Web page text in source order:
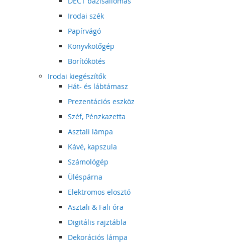
Irodai szék
Papírvágó
Könyvkötőgép
Borítókötés
Irodai kiegészítők
Hát- és lábtámasz
Prezentációs eszköz
Széf, Pénzkazetta
Asztali lámpa
Kávé, kapszula
Számológép
Üléspárna
Elektromos elosztó
Asztali & Fali óra
Digitális rajztábla
Dekorációs lámpa